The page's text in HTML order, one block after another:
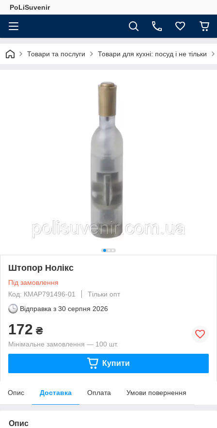
PoLiSuvenir
Товари та послуги Товари для кухні: посуд і не тільки
Штопор Нолікс
Під замовлення
Код: КМAP791496-01
Тільки опт
Відправка з 30 серпня 2026
172 ₴
Мінімальне замовлення — 100 шт.
Купити
Опис Доставка Оплата Умови повернення
Опис